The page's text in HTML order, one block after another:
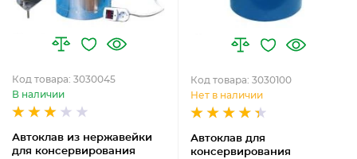
Автоклав из нержавейки
для консервирования
Код товара: 3030045
В наличии
Автоклав для
консервирования
Код товара: 3030100
Нет в наличии